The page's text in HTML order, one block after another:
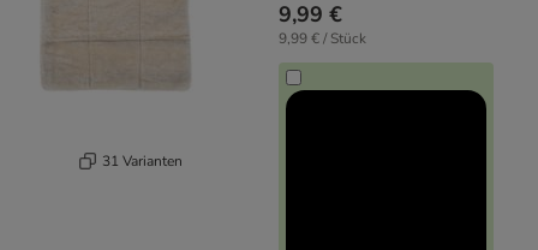
31 Varianten
9,99 €
9,99 € / Stück